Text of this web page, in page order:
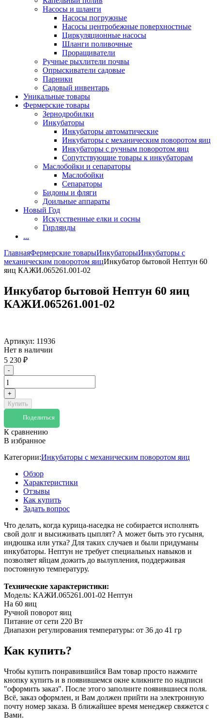
Насосы и шланги
Насосы погружные
Насосы центробежные поверхностные
Циркуляционные насосы
Шланги поливочные
Проращиватели
Ручные рыхлители почвы
Опрыскиватели садовые
Парники
Садовый инвентарь
Уникальные товары
Фермерские товары
Зернодробилки
Инкубаторы
Инкубаторы автоматические
Инкубаторы с механическим поворотом яиц
Инкубаторы с ручным поворотом яиц
Сопутствующие товары к инкубаторам
Маслобойки и сепараторы
Маслобойки
Сепараторы
Бидоны и фляги
Доильные аппараты
Новый Год
Искусственные елки и сосны
Гирлянды
...
ГлавнаяФермерские товарыИнкубаторыИнкубаторы с
механическим поворотом яицИнкубатор бытовой Нептун 60
яиц КАЖИ.065261.001-02
Инкубатор бытовой Нептун 60 яиц
КАЖИ.065261.001-02
Артикул: 11936
Нет в наличии
5 230 ₽
-
+
Купить
Поделиться
К сравнению
В избранное
Категории:Инкубаторы с механическим поворотом яиц
Обзор
Характеристики
Отзывы
Как купить
Задать вопрос
Что делать, когда курица-наседка не собирается исполнять
свой долг и высиживать цыплят? А может быть это гусыня,
индюшка или утка? Для таких случаев и были придуманы
инкубаторы. Нептун не требует специальных навыков и
позволяет яйцам дожить до вылупления, поддерживая
постоянную температуру.
Технические характеристики:
Модель: КАЖИ.065261.001-02 Нептун
На 60 яиц
Ручной поворот яиц
Питание от сети 220 Вт
Диапазон регулирования температуры: от 36 до 41 гр
Как купить?
Чтобы купить понравившийся Вам товар просто нажмите
кнопку купить и в появившемся окне кликните по надписи
"оформить заказ". После этого заполните появившиеся поля.
Всё, заказ оформлен, и Вам должен прийти на электронную
почту номер заказа. В ближайшее время менеджер свяжется с
Вами.